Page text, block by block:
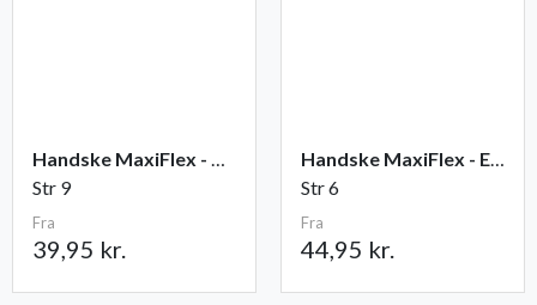
Handske MaxiFlex - Ultimate
Str 9
Fra
39,95 kr.
Handske MaxiFlex - Endurance
Str 6
Fra
44,95 kr.